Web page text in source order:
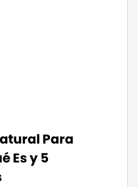
Para
Es y 5